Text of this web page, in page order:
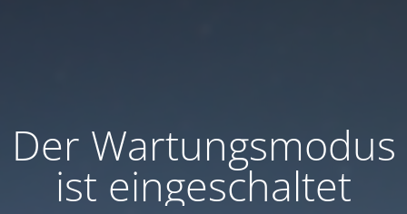
Der Wartungsmodus
ist eingeschaltet